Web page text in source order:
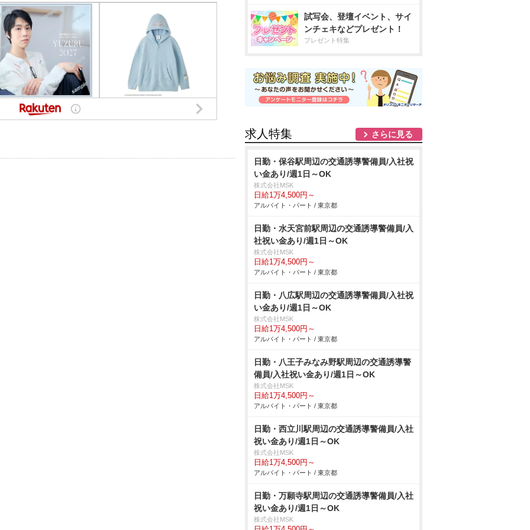
試写会、登壇イベント、サイ
ンチェキなどプレゼント！
プレゼント特集
求人特集 さらに見る
日勤・保谷駅周辺の交通誘導警備員/入社祝
い金あり/週1日～OK
株式会社MSK
日給1万4,500円～
アルバイト・パート / 東京都
日勤・水天宮前駅周辺の交通誘導警備員/入
社祝い金あり/週1日～OK
株式会社MSK
日給1万4,500円～
アルバイト・パート / 東京都
日勤・八広駅周辺の交通誘導警備員/入社祝
い金あり/週1日～OK
株式会社MSK
日給1万4,500円～
アルバイト・パート / 東京都
日勤・八王子みなみ野駅周辺の交通誘導警
備員/入社祝い金あり/週1日～OK
株式会社MSK
日給1万4,500円～
アルバイト・パート / 東京都
日勤・西立川駅周辺の交通誘導警備員/入社
祝い金あり/週1日～OK
株式会社MSK
日給1万4,500円～
アルバイト・パート / 東京都
日勤・万願寺駅周辺の交通誘導警備員/入社
祝い金あり/週1日～OK
株式会社MSK